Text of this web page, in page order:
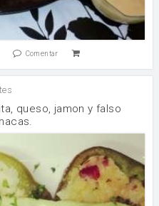
Comentar
queso, jamon y falso